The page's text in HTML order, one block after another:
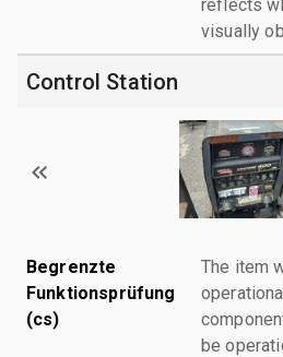
reflects
visually
Control Station
Begrenzte
Funktionsprüfung
(cs)
The item
be